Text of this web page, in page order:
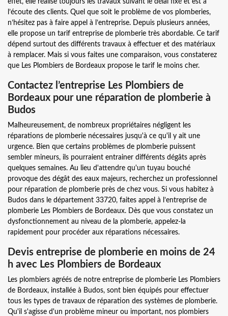
l’écoute des clients. Quel que soit le problème de vos plomberies,
n’hésitez pas à faire appel à l’entreprise. Depuis plusieurs années,
elle propose un tarif entreprise de plomberie très abordable. Ce tarif
dépend surtout des différents travaux à effectuer et des matériaux
à remplacer. Mais si vous faites une comparaison, vous constaterez
que Les Plombiers de Bordeaux propose le tarif le moins cher.
Contactez l’entreprise Les Plombiers de
Bordeaux pour une réparation de plomberie à
Budos
Malheureusement, de nombreux propriétaires négligent les
réparations de plomberie nécessaires jusqu'à ce qu'il y ait une
urgence. Bien que certains problèmes de plomberie puissent
sembler mineurs, ils pourraient entrainer différents dégâts après
quelques semaines. Au lieu d'attendre qu'un tuyau bouché
provoque des dégât des eaux majeurs, recherchez un professionnel
pour réparation de plomberie près de chez vous. Si vous habitez à
Budos dans le département 33720, faites appel à l’entreprise de
plomberie Les Plombiers de Bordeaux. Dès que vous constatez un
dysfonctionnement au niveau de la plomberie, appelez-la
rapidement pour procéder aux réparations nécessaires.
Devis entreprise de plomberie en moins de 24
h avec Les Plombiers de Bordeaux
Les plombiers agréés de notre entreprise de plomberie Les Plombiers
de Bordeaux, installée à Budos, sont bien équipés pour effectuer
tous les types de travaux de réparation des systèmes de plomberie.
Qu'il s'agisse d'un problème mineur ou important, nos plombiers